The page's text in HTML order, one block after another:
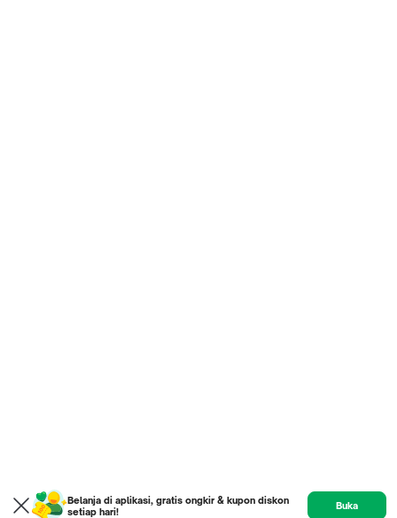
Belanja di aplikasi, gratis ongkir & kupon diskon
setiap hari!
Buka